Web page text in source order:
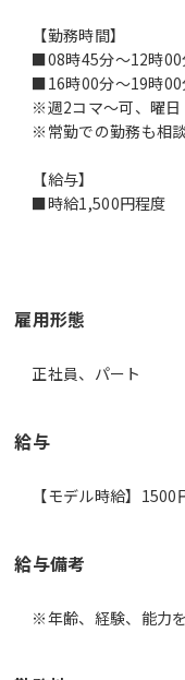
【勤務時間】
■08時45分～12時00
■16時00分～19時00
※週2コマ～可、曜日
※常勤での勤務も相
【給与】
■時給1,500円程度
雇用形態
正社員、パート
給与
【モデル時給】1500
給与備考
※年齢、経験、能力